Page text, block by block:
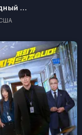
Звёздный городок